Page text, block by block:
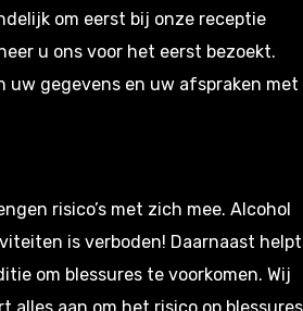
om eerst bij onze receptie
u ons voor het eerst bezoekt.
uw gegevens en uw afspraken met
risico’s met zich mee. Alcohol
is verboden! Daarnaast helpt
om blessures te voorkomen. Wij